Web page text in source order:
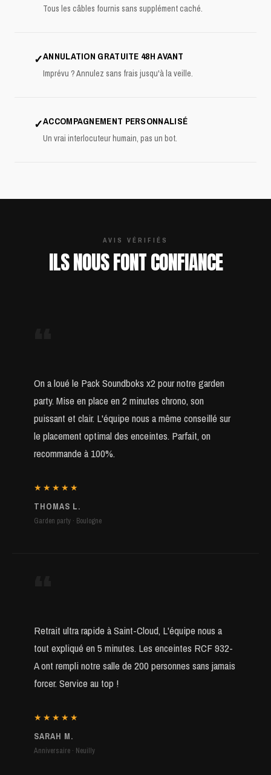
Tous les câbles fournis sans supplément caché.
✓ANNULATION GRATUITE 48H AVANT
Imprévu ? Annulez sans frais jusqu'à la veille.
✓ACCOMPAGNEMENT PERSONNALISÉ
Un vrai interlocuteur humain, pas un bot.
AVIS VÉRIFIÉS
ILS NOUS FONT CONFIANCE
On a loué le Pack Soundboks x2 pour notre garden
party. Mise en place en 2 minutes chrono, son
puissant et clair. L'équipe nous a même conseillé sur
le placement optimal des enceintes. Parfait, on
recommande à 100%.
★★★★★
THOMAS L.
Garden party · Boulogne
Retrait ultra rapide à Saint-Cloud, L'équipe nous a
tout expliqué en 5 minutes. Les enceintes RCF 932-
A ont rempli notre salle de 200 personnes sans jamais
forcer. Service au top !
★★★★★
SARAH M.
Anniversaire · Neuilly